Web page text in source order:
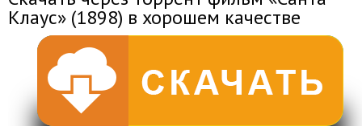
Клаус» (1898) в хорошем качестве